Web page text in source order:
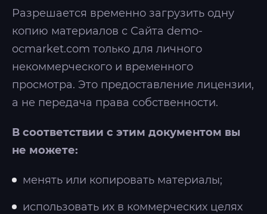
Разрешается временно загрузить одну
копию материалов с Сайта demo-
ocmarket.com только для личного
некоммерческого и временного
просмотра. Это предоставление лицензии,
а не передача права собственности.
В соответствии с этим документом вы
не можете:
менять или копировать материалы;
использовать их в коммерческих целях